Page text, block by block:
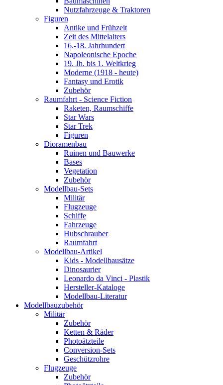
Nutzfahrzeuge & Traktoren
Figuren
Antike und Frühzeit
Zeit des Mittelalters
16.-18. Jahrhundert
Napoleonische Epoche
19. Jh. bis 1. Weltkrieg
Moderne (1918 - heute)
Fantasy und Erotik
Zubehör
Raumfahrt - Science Fiction
Raketen, Raumschiffe
Star Wars
Star Trek
Figuren
Dioramenbau
Ruinen und Bauwerke
Bases
Vegetation
Zubehör
Modellbau-Sets
Militär
Flugzeuge
Schiffe
Fahrzeuge
Hubschrauber
Raumfahrt
Modellbau-Artikel
Kids - Modellbausätze
Dinosaurier
Leonardo da Vinci - Plastik
Hersteller-Kataloge
Modellbau-Literatur
Modellbauzubehör
Militär
Zubehör
Ketten & Räder
Photoätzteile
Conversion-Sets
Geschützrohre
Flugzeuge
Zubehör